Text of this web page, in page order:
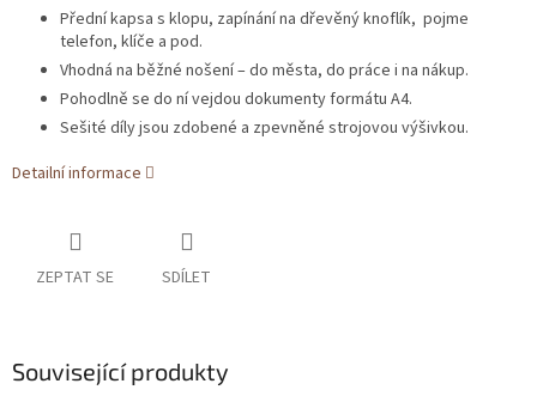
Přední kapsa s klopu, zapínání na dřevěný knoflík, pojme
telefon, klíče a pod.
Vhodná na běžné nošení – do města, do práce i na nákup.
Pohodlně se do ní vejdou dokumenty formátu A4.
Sešité díly jsou zdobené a zpevněné strojovou výšivkou.
Detailní informace
ZEPTAT SE SDÍLET
Související produkty